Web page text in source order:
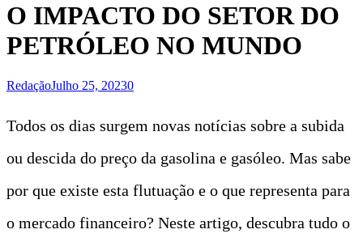
O IMPACTO DO SETOR DO
PETRÓLEO NO MUNDO
RedaçãoJulho 25, 20230
Todos os dias surgem novas notícias sobre a subida
ou descida do preço da gasolina e gasóleo. Mas sabe
por que existe esta flutuação e o que representa para
o mercado financeiro? Neste artigo, descubra tudo o